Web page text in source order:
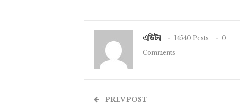
এডিটর 14540 Posts
0
Comments
PREV POST